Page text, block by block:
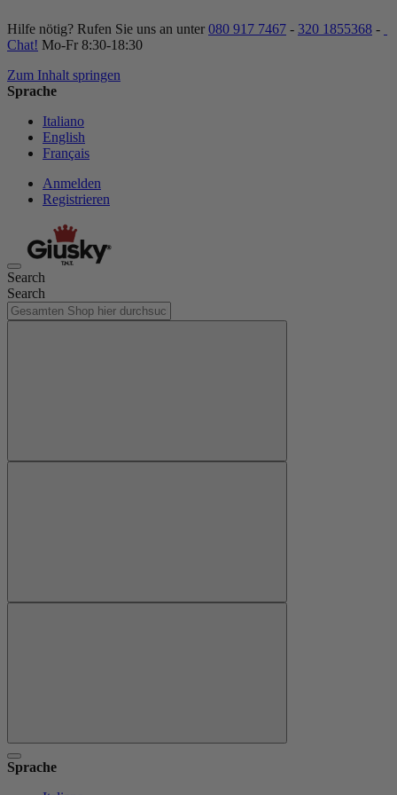
Hilfe nötig? Rufen Sie uns an unter 080 917 7467 - 320 1855368 -
Chat! Mo-Fr 8:30-18:30
Zum Inhalt springen
Sprache
Italiano
English
Français
Anmelden
Registrieren
Search
Search
Sprache